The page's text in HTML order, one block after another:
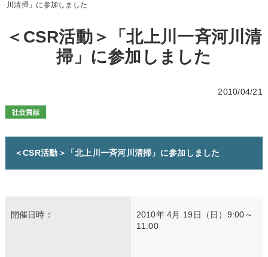
川清掃」に参加しました
＜CSR活動＞「北上川一斉河川清
掃」に参加しました
2010/04/21
＜CSR活動＞「北上川一斉河川清掃」に参加しました
開催日時：
2010年 4月 19日（日）9:00～
11:00